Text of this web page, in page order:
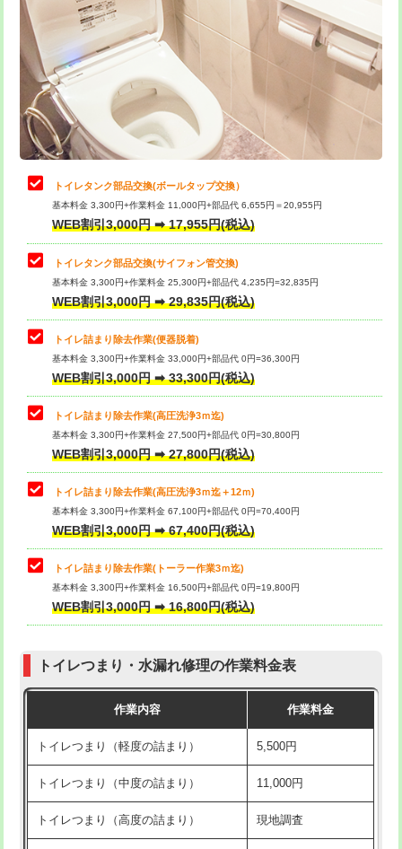
トイレタンク部品交換(ボールタップ交換）
基本料金 3,300円+作業料金 11,000円+部品代 6,655円＝20,955円
WEB割引3,000円 ➡ 17,955円(税込)
トイレタンク部品交換(サイフォン管交換)
基本料金 3,300円+作業料金 25,300円+部品代 4,235円=32,835円
WEB割引3,000円 ➡ 29,835円(税込)
トイレ詰まり除去作業(便器脱着)
基本料金 3,300円+作業料金 33,000円+部品代 0円=36,300円
WEB割引3,000円 ➡ 33,300円(税込)
トイレ詰まり除去作業(高圧洗浄3ｍ迄)
基本料金 3,300円+作業料金 27,500円+部品代 0円=30,800円
WEB割引3,000円 ➡ 27,800円(税込)
トイレ詰まり除去作業(高圧洗浄3ｍ迄＋12ｍ)
基本料金 3,300円+作業料金 67,100円+部品代 0円=70,400円
WEB割引3,000円 ➡ 67,400円(税込)
トイレ詰まり除去作業(トーラー作業3ｍ迄)
基本料金 3,300円+作業料金 16,500円+部品代 0円=19,800円
WEB割引3,000円 ➡ 16,800円(税込)
トイレつまり・水漏れ修理の作業料金表
作業内容 作業料金
トイレつまり（軽度の詰まり） 5,500円
トイレつまり（中度の詰まり） 11,000円
トイレつまり（高度の詰まり） 現地調査